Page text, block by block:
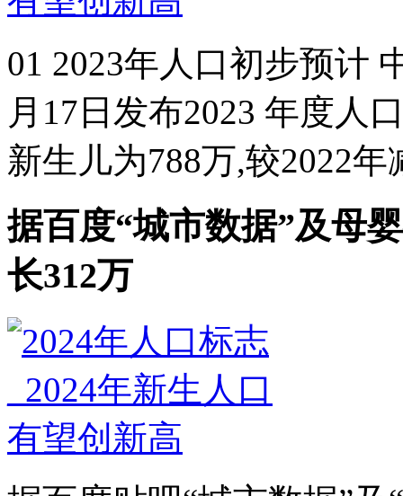
01 2023年人口初步预计
月17日发布2023 年度人
新生儿为788万,较2022年
据百度“城市数据”及母
长312万